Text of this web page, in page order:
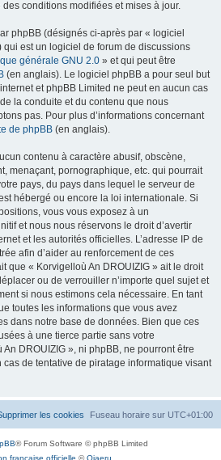
conditions modifiées et mises à jour.
phpBB (désignés ci-après par « logiciel
qui est un logiciel de forum de discussions
générale GNU 2.0 » et qui peut être
(en anglais). Le logiciel phpBB a pour seul but
et phpBB Limited ne peut en aucun cas
la conduite et du contenu que nous
pas. Pour plus d’informations concernant
de phpBB (en anglais).
contenu à caractère abusif, obscène,
menaçant, pornographique, etc. qui pourrait
pays, du pays dans lequel le serveur de
hébergé ou encore la loi internationale. Si
vous vous exposez à un
et nous nous réservons le droit d’avertir
et les autorités officielles. L’adresse IP de
afin d’aider au renforcement de ces
que « Korvigelloù An DROUIZIG » ait le droit
ou de verrouiller n’importe quel sujet et
si nous estimons cela nécessaire. En tant
toutes les informations que vous avez
dans notre base de données. Bien que ces
à une tierce partie sans votre
DROUIZIG », ni phpBB, ne pourront être
de tentative de piratage informatique visant
Fuseau horaire sur UTC+01:00
les cookies
® Forum Software © phpBB Limited
française officielle ©Qiaeru